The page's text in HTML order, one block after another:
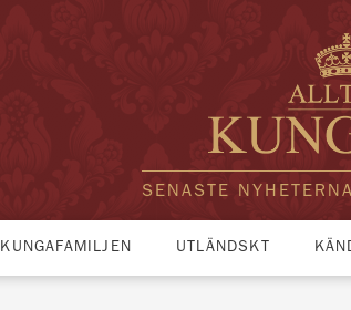
SENASTE
KUNGAFAMILJEN UTLÄNDSKT